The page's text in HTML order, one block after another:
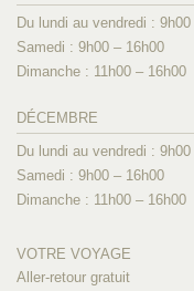
Du lundi au vendredi :
Samedi : 9h00 – 16h00
Dimanche : 11h00 – 16h00
DÉCEMBRE
Du lundi au vendredi :
Samedi : 9h00 – 16h00
Dimanche : 11h00 – 16h00
VOTRE VOYAGE
Aller-retour gratuit